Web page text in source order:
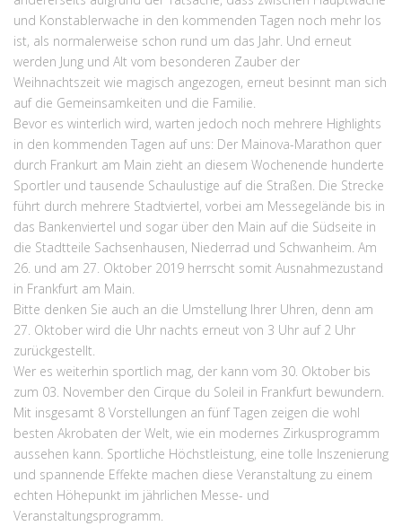
und Konstablerwache in den kommenden Tagen noch mehr los
ist, als normalerweise schon rund um das Jahr. Und erneut
werden Jung und Alt vom besonderen Zauber der
Weihnachtszeit wie magisch angezogen, erneut besinnt man sich
auf die Gemeinsamkeiten und die Familie.
Bevor es winterlich wird, warten jedoch noch mehrere Highlights
in den kommenden Tagen auf uns: Der Mainova-Marathon quer
durch Frankurt am Main zieht an diesem Wochenende hunderte
Sportler und tausende Schaulustige auf die Straßen. Die Strecke
führt durch mehrere Stadtviertel, vorbei am Messegelände bis in
das Bankenviertel und sogar über den Main auf die Südseite in
die Stadtteile Sachsenhausen, Niederrad und Schwanheim. Am
26. und am 27. Oktober 2019 herrscht somit Ausnahmezustand
in Frankfurt am Main.
Bitte denken Sie auch an die Umstellung Ihrer Uhren, denn am
27. Oktober wird die Uhr nachts erneut von 3 Uhr auf 2 Uhr
zurückgestellt.
Wer es weiterhin sportlich mag, der kann vom 30. Oktober bis
zum 03. November den Cirque du Soleil in Frankfurt bewundern.
Mit insgesamt 8 Vorstellungen an fünf Tagen zeigen die wohl
besten Akrobaten der Welt, wie ein modernes Zirkusprogramm
aussehen kann. Sportliche Höchstleistung, eine tolle Inszenierung
und spannende Effekte machen diese Veranstaltung zu einem
echten Höhepunkt im jährlichen Messe- und
Veranstaltungsprogramm.